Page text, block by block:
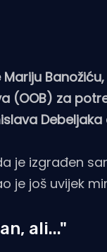
(OOB) za
je izgrađen
je još uvijek
ali..."